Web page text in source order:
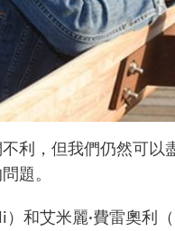
不利，但我們仍然可
題。
）和艾米麗·費雷奧利